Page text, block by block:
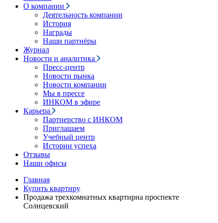
О компании
Деятельность компании
История
Награды
Наши партнёры
Журнал
Новости и аналитика
Пресс-центр
Новости рынка
Новости компании
Мы в прессе
ИНКОМ в эфире
Карьера
Партнерство с ИНКОМ
Приглашаем
Учебный центр
Истории успеха
Отзывы
Наши офисы
Главная
Купить квартиру
Продажа трехкомнатных квартирна проспекте
Солнцевский